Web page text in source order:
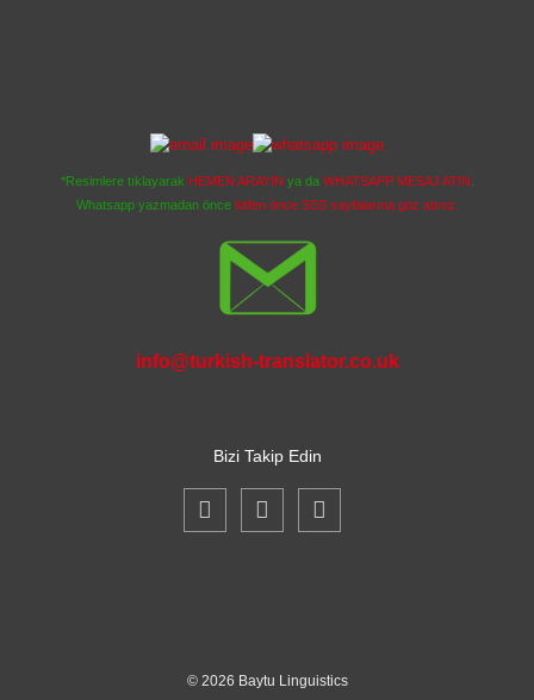
*Resimlere tıklayarak HEMEN ARAYIN ya da WHATSAPP MESAJ ATIN
Whatsapp yazmadan önce lütfen önce SSS sayfalarına göz atınız.
info@turkish-translator.co.uk
Bizi Takip Edin
© 2026 Baytu Linguistics